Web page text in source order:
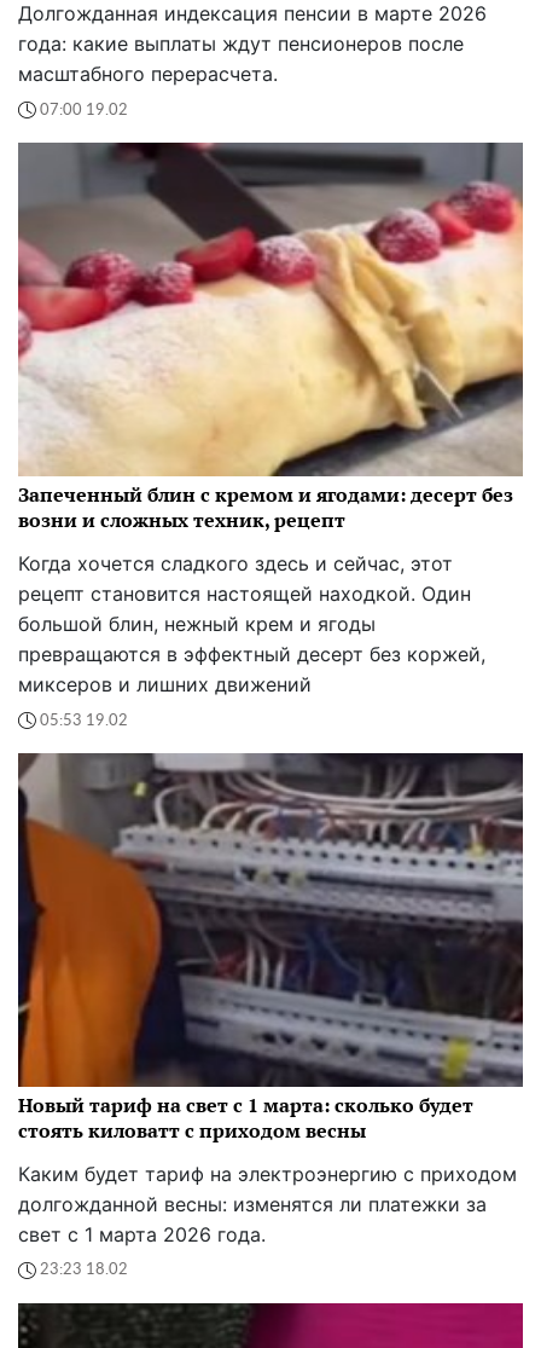
Долгожданная индексация пенсии в марте 2026
года: какие выплаты ждут пенсионеров после
масштабного перерасчета.
07:00 19.02
Запеченный блин с кремом и ягодами: десерт без
возни и сложных техник, рецепт
Когда хочется сладкого здесь и сейчас, этот
рецепт становится настоящей находкой. Один
большой блин, нежный крем и ягоды
превращаются в эффектный десерт без коржей,
миксеров и лишних движений
05:53 19.02
Новый тариф на свет с 1 марта: сколько будет
стоять киловатт с приходом весны
Каким будет тариф на электроэнергию с приходом
долгожданной весны: изменятся ли платежки за
свет с 1 марта 2026 года.
23:23 18.02